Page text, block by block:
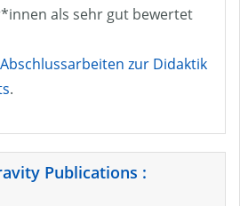
als sehr gut bewertet
zur Didaktik
.
Publications :